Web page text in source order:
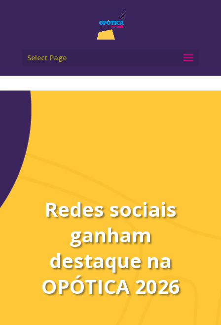
Select Page
Redes sociais
ganham
destaque na
OPÓTICA 2026